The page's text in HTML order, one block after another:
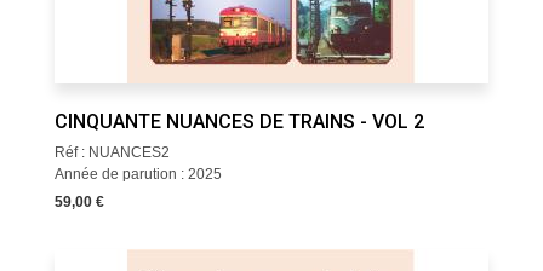
CINQUANTE NUANCES DE TRAINS - VOL 2
Réf : NUANCES2
Année de parution : 2025
59,00 €